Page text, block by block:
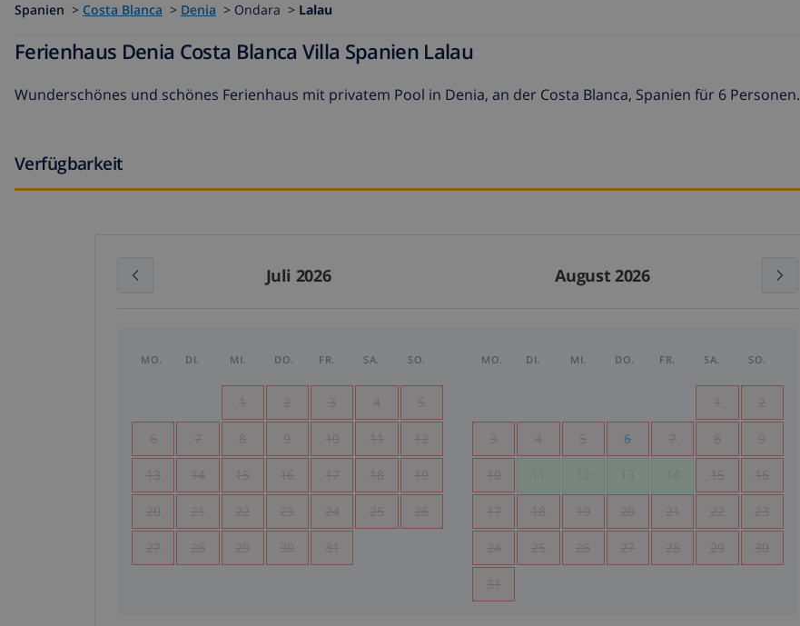
Spanien > Costa Blanca > Denia > Ondara > Lalau
Ferienhaus Denia Costa Blanca Villa Spanien Lalau
Wunderschönes und schönes Ferienhaus mit privatem Pool in Denia, an der Costa Blanca, Spanien für 6 Personen.
Verfügbarkeit
Juli 2026 August 2026
MO. DI. MI. DO. FR. SA. SO.
1 2 3 4 5
6 7 8 9 10 11 12
13 14 15 16 17 18 19
20 21 22 23 24 25 26
27 28 29 30 31
MO. DI. MI. DO. FR. SA. SO.
1 2
3 4 5 6 7 8 9
10 15 16
17 18 19 20 21 22 23
24 25 26 27 28 29 30
31